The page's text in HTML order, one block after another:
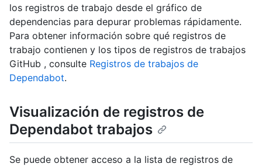
los registros de trabajo desde el gráfico de
dependencias para depurar problemas rápidamente.
Para obtener información sobre qué registros de
trabajo contienen y los tipos de registros de trabajos
GitHub , consulte Registros de trabajos de
Dependabot.
Visualización de registros de
Dependabot trabajos
Se puede obtener acceso a la lista de registros de